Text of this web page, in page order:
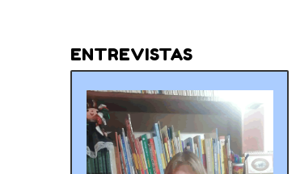
ENTREVISTAS